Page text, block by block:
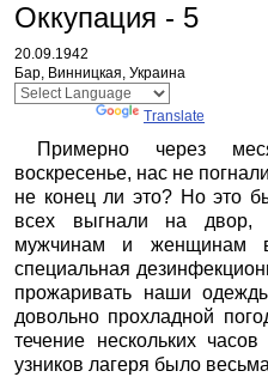
Оккупация - 5
20.09.1942
Бар, Винницкая, Украина
Translate
Примерно через
воскресенье, нас не
не конец ли это? Но это
всех выгнали на двор,
мужчинам и женщинам
специальная
прожаривать наши
довольно прохладной
течение нескольких
узников лагеря было